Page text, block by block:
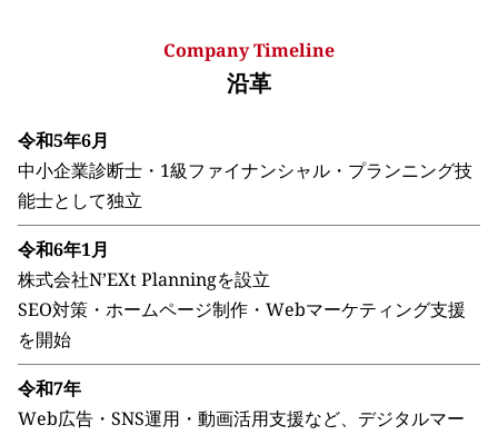
Company Timeline
沿革
令和5年6月
中小企業診断士・1級ファイナンシャル・プランニング技
能士として独立
令和6年1月
株式会社N’EXt Planningを設立
SEO対策・ホームページ制作・Webマーケティング支援
を開始
令和7年
Web広告・SNS運用・動画活用支援など、デジタルマー